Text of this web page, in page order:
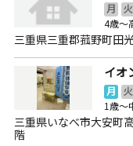
月 火
4歳～
三重県三重郡菰野町田
イオ
月 火
1歳～
三重県いなべ市大安
階